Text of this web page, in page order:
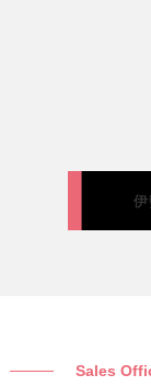
Sales